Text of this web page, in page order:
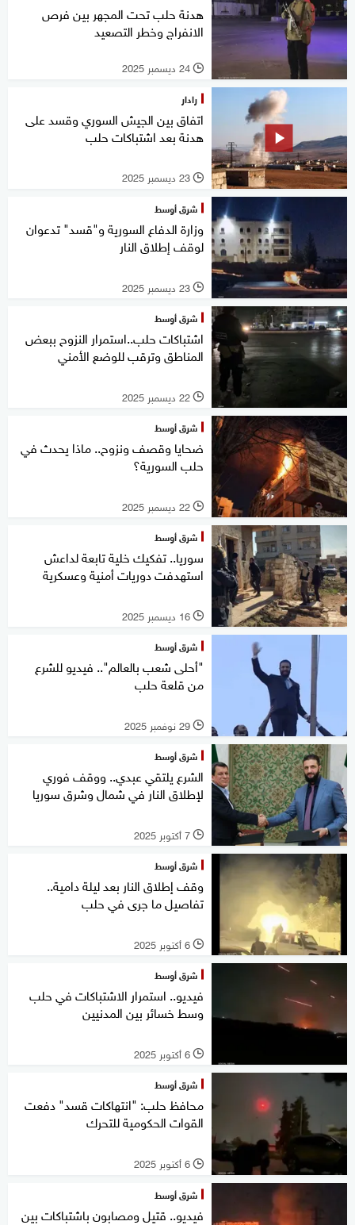
هدنة حلب تحت المجهر بين فرص
الانفراج وخطر التصعيد
l 24 ديسمبر 2025
رادار
اتفاق بين الجيش السوري وقسد على
هدنة بعد اشتباكات حلب
l 23 ديسمبر 2025
شرق أوسط
وزارة الدفاع السورية و"قسد" تدعوان
لوقف إطلاق النار
l 23 ديسمبر 2025
شرق أوسط
اشتباكات حلب..استمرار النزوح ببعض
المناطق وترقب للوضع الأمني
l 22 ديسمبر 2025
شرق أوسط
ضحايا وقصف ونزوح.. ماذا يحدث في
حلب السورية؟
l 22 ديسمبر 2025
شرق أوسط
سوريا.. تفكيك خلية تابعة لداعش
استهدفت دوريات أمنية وعسكرية
l 16 ديسمبر 2025
شرق أوسط
"أحلى شعب بالعالم".. فيديو للشرع
من قلعة حلب
l 29 نوفمبر 2025
شرق أوسط
الشرع يلتقي عبدي.. ووقف فوري
لإطلاق النار في شمال وشرق سوريا
l 7 أكتوبر 2025
شرق أوسط
وقف إطلاق النار بعد ليلة دامية..
تفاصيل ما جرى في حلب
l 6 أكتوبر 2025
شرق أوسط
فيديو.. استمرار الاشتباكات في حلب
وسط خسائر بين المدنيين
l 6 أكتوبر 2025
شرق أوسط
محافظ حلب: "انتهاكات قسد" دفعت
القوات الحكومية للتحرك
l 6 أكتوبر 2025
شرق أوسط
فيديو.. قتيل ومصابون باشتباكات بين